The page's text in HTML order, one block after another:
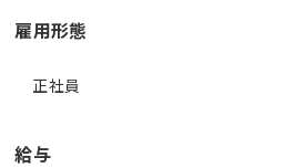
雇用形態
正社員
給与